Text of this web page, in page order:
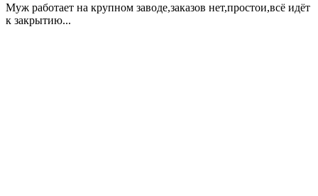
Муж работает на крупном заводе,заказов нет,простои,всё идёт
к закрытию...